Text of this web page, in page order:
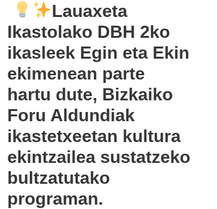
Lauaxeta
Ikastolako DBH 2ko
ikasleek Egin eta Ekin
ekimenean parte
hartu dute, Bizkaiko
Foru Aldundiak
ikastetxeetan kultura
ekintzailea sustatzeko
bultzatutako
programan.